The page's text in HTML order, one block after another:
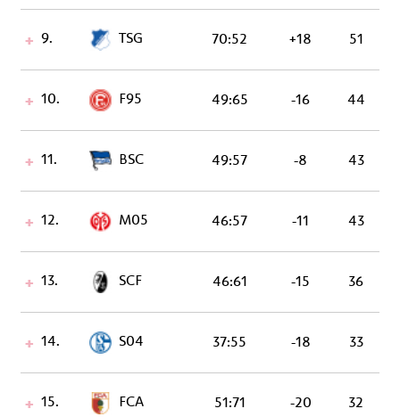
9. TSG 70:52 +18 51
10. F95 49:65 -16 44
11. BSC 49:57 -8 43
12. M05 46:57 -11 43
13. SCF 46:61 -15 36
14. S04 37:55 -18 33
15. FCA 51:71 -20 32